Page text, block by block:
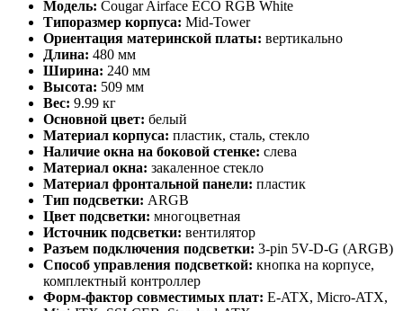
Модель: Cougar Airface ECO RGB White
Типоразмер корпуса: Mid-Tower
Ориентация материнской платы: вертикально
Длина: 480 мм
Ширина: 240 мм
Высота: 509 мм
Вес: 9.99 кг
Основной цвет: белый
Материал корпуса: пластик, сталь, стекло
Наличие окна на боковой стенке: слева
Материал окна: закаленное стекло
Материал фронтальной панели: пластик
Тип подсветки: ARGB
Цвет подсветки: многоцветная
Источник подсветки: вентилятор
Разъем подключения подсветки: 3-pin 5V-D-G (ARGB)
Способ управления подсветкой: кнопка на корпусе,
комплектный контроллер
Форм-фактор совместимых плат: E-ATX, Micro-ATX,